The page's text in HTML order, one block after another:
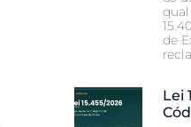
de
Lei